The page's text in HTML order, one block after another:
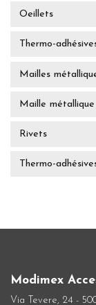
Oeillets
Thermo-
Mailles
Maille
Rivets
Thermo-
Modimex
Via Tevere, 24 -